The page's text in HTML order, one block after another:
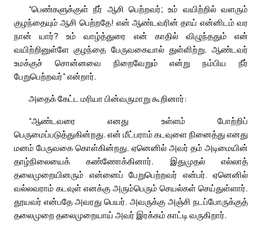
“பெண்களுக்குள் நீர் ஆசி பெற்றவர்; உம் வயிற்றில் வளரும்
குழந்தையும் ஆசி பெற்றதே! என் ஆண்டவரின் தாய் என்னிடம் வர
நான் யார்? உம் வாழ்த்துரை என் காதில் விழுந்ததும் என்
வயிற்றினுள்ளே குழந்தை பேருவகையால் துள்ளிற்று. ஆண்டவர்
உமக்குச் சொன்னவை நிறைவேறும் என்று நம்பிய நீர்
பேறுபெற்றவர்” என்றார்.
அதைக் கேட்ட மரியா பின்வருமாறு கூறினார்:
“ஆண்டவரை எனது உள்ளம் போற்றிப்
பெருமைப்படுத்துகின்றது. என் மீட்பராம் கடவுளை நினைத்து எனது
மனம் பேருவகை கொள்கின்றது. ஏனெனில் அவர் தம் அடிமையின்
தாழ்நிலையைக் கண்ணோக்கினார். இதுமுதல் எல்லாத்
தலைமுறையினரும் என்னைப் பேறுபெற்றவர் என்பர். ஏனெனில்
வல்லவராம் கடவுள் எனக்கு அரும்பெரும் செயல்கள் செய்துள்ளார்.
தூயவர் என்பதே அவரது பெயர். அவருக்கு அஞ்சி நடப்போருக்குத்
தலைமுறை தலைமுறையாய் அவர் இரக்கம் காட்டி வருகிறார்.